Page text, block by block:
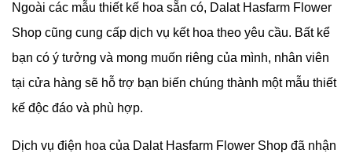
Ngoài các mẫu thiết kế hoa sẵn có, Dalat Hasfarm Flower
Shop cũng cung cấp dịch vụ kết hoa theo yêu cầu. Bất kể
bạn có ý tưởng và mong muốn riêng của mình, nhân viên
tại cửa hàng sẽ hỗ trợ bạn biến chúng thành một mẫu thiết
kế độc đáo và phù hợp.
Dịch vụ điện hoa của Dalat Hasfarm Flower Shop đã nhận